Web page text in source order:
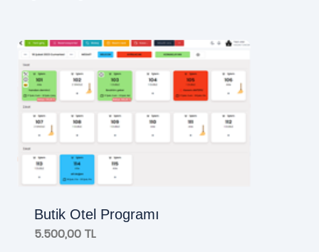
Butik Otel Programı
5.500,00 TL